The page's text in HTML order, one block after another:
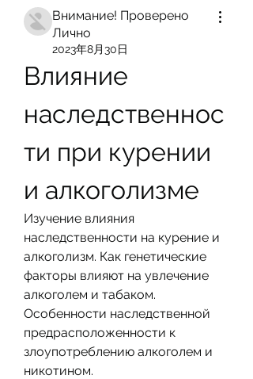
Внимание! Проверено
Лично
2023年8月30日
Влияние
наследственнос
ти при курении
и алкоголизме
Изучение влияния
наследственности на курение и
алкоголизм. Как генетические
факторы влияют на увлечение
алкоголем и табаком.
Особенности наследственной
предрасположенности к
злоупотреблению алкоголем и
никотином.